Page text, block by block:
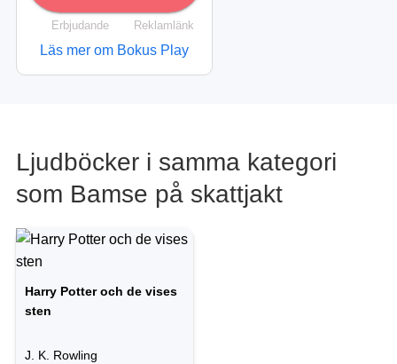
Erbjudande Reklamlänk
Läs mer om Bokus Play
Ljudböcker i samma kategori
som Bamse på skattjakt
Harry Potter och de vises
sten
J. K. Rowling